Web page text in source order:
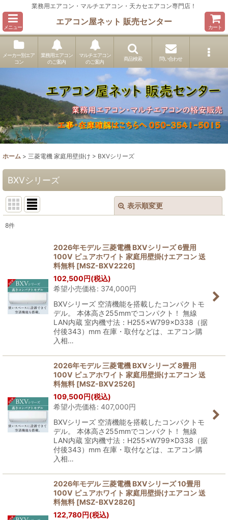
業務用エアコン・マルチエアコン・天カセエアコン専門店！
メニュー
エアコン屋ネット 販売センター
カート
メーカー別エア
コン
業務用エアコン
のご案内
マルチエアコン
のご案内
商品検索 問い合わせ
ホーム > 三菱電機 家庭用壁掛け > BXVシリーズ
BXVシリーズ
表示順変更
絞り込む
8件
2026年モデル 三菱電機 BXVシリーズ 6畳用
100V ピュアホワイト 家庭用壁掛けエアコン 送
料無料 [MSZ-BXV2226]
102,500円(税込)
希望小売価格: 374,000円
BXVシリーズ 空清機能を搭載したコンパクトモ
デル。 本体高さ255mmでコンパクト！ 無線
LAN内蔵 室内機寸法：H255×W799×D338（据
付後343）mm 在庫・取付などは、エアコン購
入相…
2026年モデル 三菱電機 BXVシリーズ 8畳用
100V ピュアホワイト 家庭用壁掛けエアコン 送
料無料 [MSZ-BXV2526]
109,500円(税込)
希望小売価格: 407,000円
BXVシリーズ 空清機能を搭載したコンパクトモ
デル。 本体高さ255mmでコンパクト！ 無線
LAN内蔵 室内機寸法：H255×W799×D338（据
付後343）mm 在庫・取付などは、エアコン購
入相…
2026年モデル 三菱電機 BXVシリーズ 10畳用
100V ピュアホワイト 家庭用壁掛けエアコン 送
料無料 [MSZ-BXV2826]
122,780円(税込)